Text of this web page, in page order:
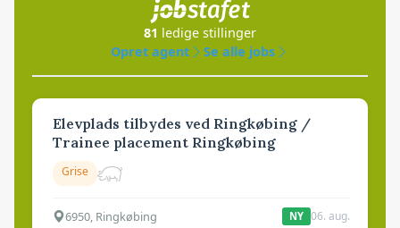
81 ledige stillinger
Opret agent
Se alle jobs
Elevplads tilbydes ved Ringkøbing /
Trainee placement Ringkøbing
Grise
6950, Ringkøbing NY 06. aug.